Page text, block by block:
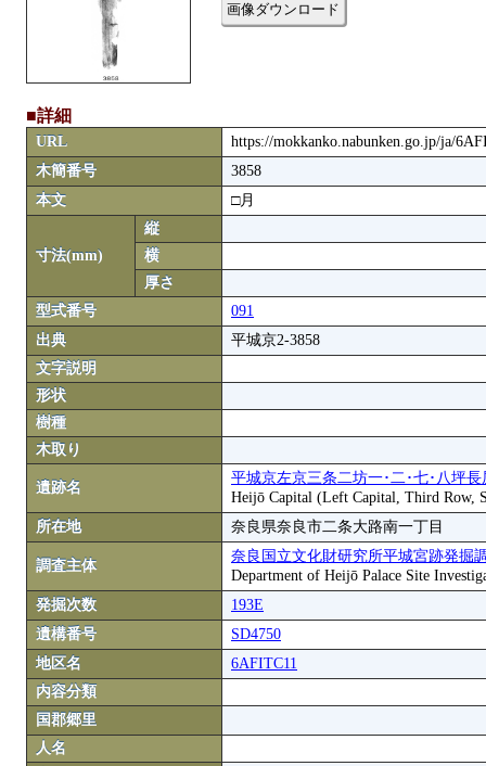
画像ダウンロード
■詳細
URL
https://mokkanko.nabunken.go.jp/ja/
木簡番号
3858
本文
□月
寸法(mm)
縦
横
厚さ
型式番号
091
出典
平城京2-3858
文字説明
形状
樹種
木取り
遺跡名
平城京左京三条二坊一･二･七･八坪長
Heijō Capital (Left Capital, Third Row,
所在地
奈良県奈良市二条大路南一丁目
調査主体
奈良国立文化財研究所平城宮跡発掘
Department of Heijō Palace Site
発掘次数
193E
遺構番号
SD4750
地区名
6AFITC11
内容分類
国郡郷里
人名